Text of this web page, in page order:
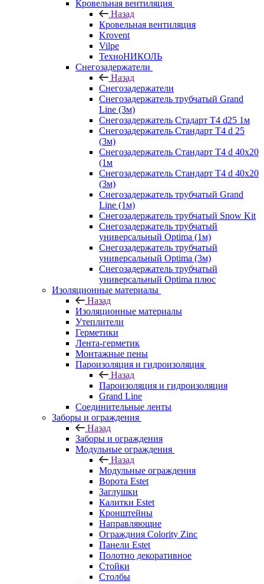
Кровельная вентиляция
Назад
Кровельная вентиляция
Krovent
Vilpe
ТехноНИКОЛЬ
Снегозадержатели
Назад
Снегозадержатели
Снегозадержатель трубчатый Grand
Line (3м)
Снегозадержатель Стадарт Т4 d25 1м
Снегозадержатель Стандарт Т4 d 25
(3м)
Снегозадержатель Стандарт Т4 d 40х20
(1м
Снегозадержатель Стандарт Т4 d 40х20
(3м)
Снегозадержатель трубчатый Grand
Line (1м)
Снегозадержатель трубчатый Snow Kit
Снегозадержатель трубчатый
универсальный Optima (1м)
Снегозадержатель трубчатый
универсальный Optima (3м)
Снегозадержатель трубчатый
универсальный Optima плюс
Изоляционные материалы
Назад
Изоляционные материалы
Утеплители
Герметики
Лента-герметик
Монтажные пены
Пароизоляция и гидроизоляция
Назад
Пароизоляция и гидроизоляция
Grand Line
Соединительные ленты
Заборы и ограждения
Назад
Заборы и ограждения
Модульные ограждения
Назад
Модульные ограждения
Ворота Estet
Заглушки
Калитки Estet
Кронштейны
Направляющие
Ограждния Colority Zinc
Панели Estet
Полотно декоративное
Стойки
Столбы